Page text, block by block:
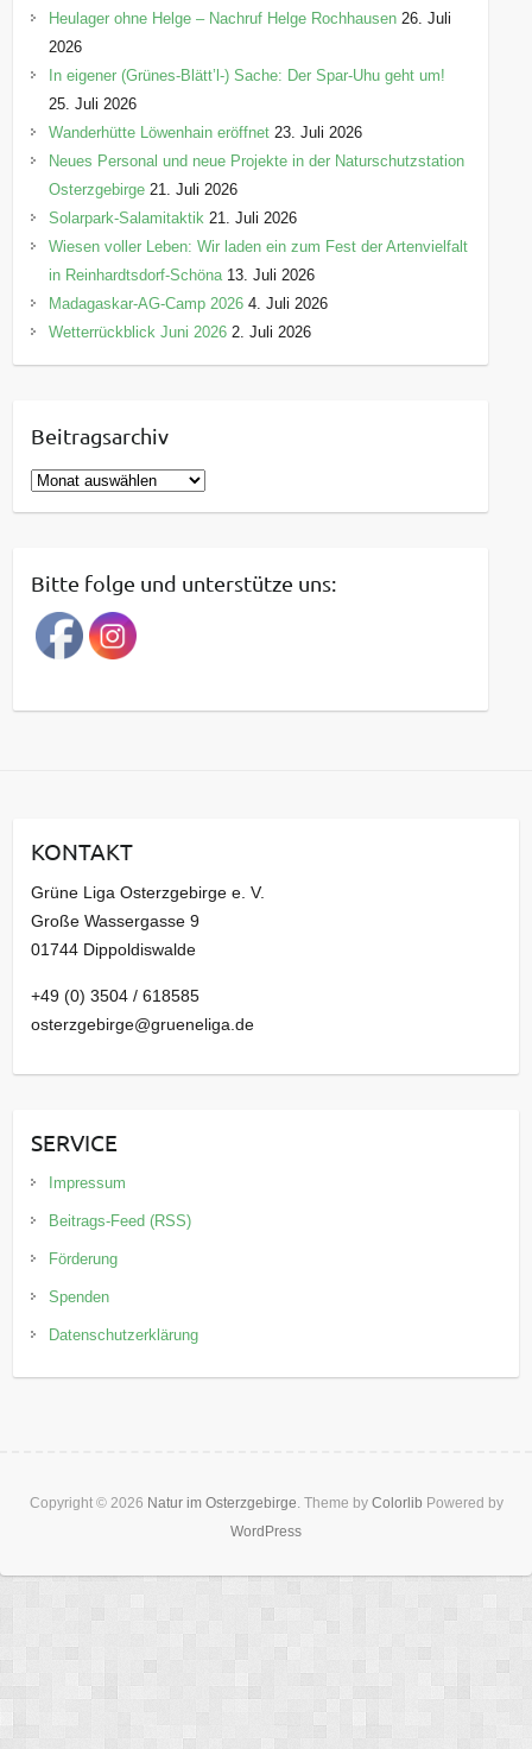
Heulager ohne Helge – Nachruf Helge Rochhausen 26. Juli
2026
In eigener (Grünes-Blätt’l-) Sache: Der Spar-Uhu geht um!
25. Juli 2026
Wanderhütte Löwenhain eröffnet 23. Juli 2026
Neues Personal und neue Projekte in der Naturschutzstation
Osterzgebirge 21. Juli 2026
Solarpark-Salamitaktik 21. Juli 2026
Wiesen voller Leben: Wir laden ein zum Fest der Artenvielfalt
in Reinhardtsdorf-Schöna 13. Juli 2026
Madagaskar-AG-Camp 2026 4. Juli 2026
Wetterrückblick Juni 2026 2. Juli 2026
Beitragsarchiv
B
e
r
a
g
a
v
Bitte folge und unterstütze uns:
KONTAKT
Grüne Liga Osterzgebirge e. V.
Große Wassergasse 9
01744 Dippoldiswalde
+49 (0) 3504 / 618585
osterzgebirge@grueneliga.de
SERVICE
Impressum
Beitrags-Feed (RSS)
Förderung
Spenden
Datenschutzerklärung
Copyright © 2026 Natur im Osterzgebirge. Theme by Colorlib Powered by
WordPress